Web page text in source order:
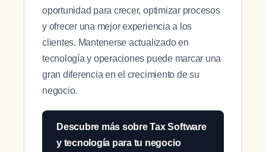
oportunidad para crecer, optimizar procesos
y ofrecer una mejor experiencia a los
clientes. Mantenerse actualizado en
tecnología y operaciones puede marcar una
gran diferencia en el crecimiento de su
negocio.
Descubre más sobre Tax Software
y tecnología para tu negocio